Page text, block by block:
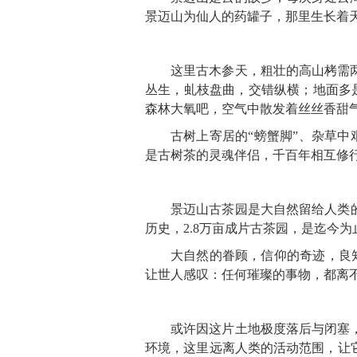
景迈山为仙人的药罐子，那里生长着
这里古木参天，粗壮的高山栲需
丛生，虬枝盘曲，交错纵横；地面
森林大氧吧，空气中散发着丝丝香甜
古树上寄居的“螃蟹脚”、杂草中
是古树茶的灵魂伴侣，千百年相互修
景迈山古茶园是大自然留给人类
历史，2.8万亩成片古茶园，是迄今
大自然的眷顾，信仰的奇迹，
让世人感叹：任何璀璨的事物，都离
或许因这片土地极度落后与闭塞
环境，这里远离人类的活动范围，